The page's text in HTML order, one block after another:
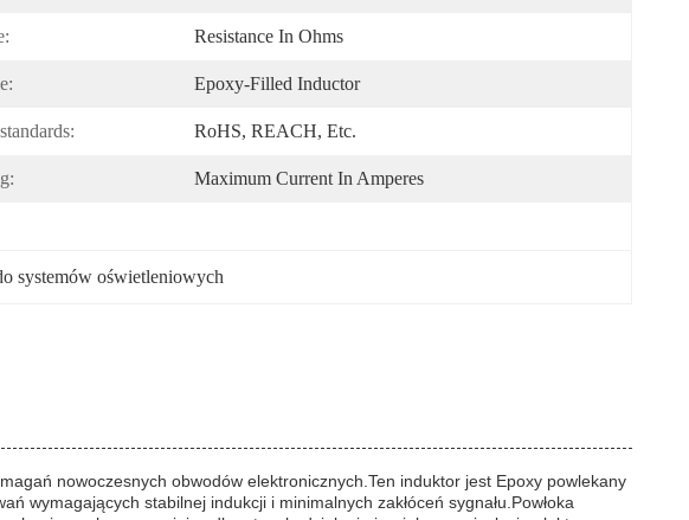
Resistance In Ohms
Epoxy-Filled Inductor
RoHS, REACH, Etc.
Maximum Current In Amperes
systemów oświetleniowych
nowoczesnych obwodów elektronicznych.Ten induktor jest Epoxy powlekany
wymagających stabilnej indukcji i minimalnych zakłóceń sygnału.Powłoka